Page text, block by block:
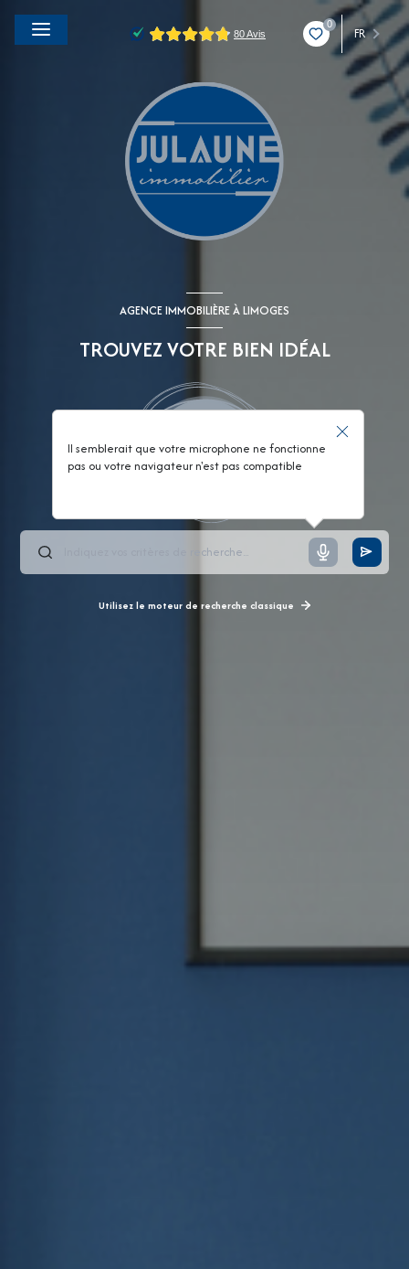
0
FR
AGENCE IMMOBILIÈRE À LIMOGES
TROUVEZ VOTRE BIEN IDÉAL
Il semblerait que votre microphone ne fonctionne
pas ou votre navigateur n'est pas compatible
Utilisez le moteur de recherche classique